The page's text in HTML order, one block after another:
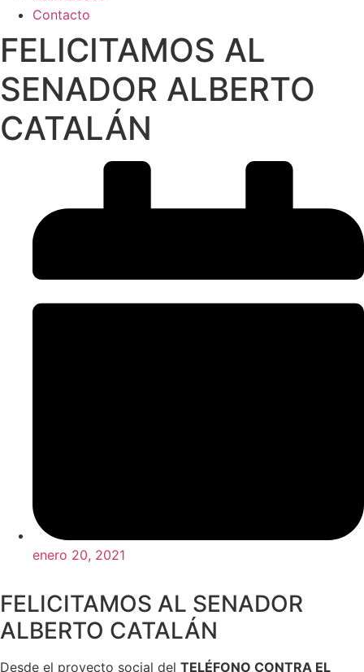
Contacto
FELICITAMOS AL
SENADOR ALBERTO
CATALÁN
enero 20, 2021
FELICITAMOS AL SENADOR
ALBERTO CATALÁN
Desde el proyecto social del TELÉFONO CONTRA EL